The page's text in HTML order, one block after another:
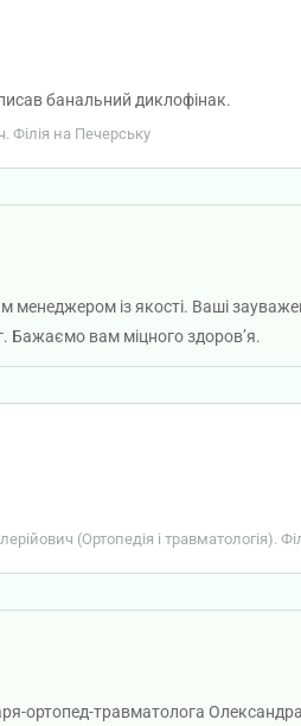
банальний диклофінак.
Філія на Печерську
із якості. Ваші
Бажаємо вам міцного здоров’я.
(Ортопедія і травматологія).
ортопед-травматолога